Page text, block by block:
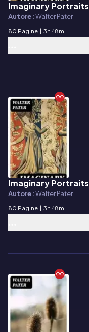
E-book
Imaginary Portraits
Autore:Walter Pater
80 Pagine | 3h 48m
E-book
Imaginary Portraits
Autore:Walter Pater
80 Pagine | 3h 48m